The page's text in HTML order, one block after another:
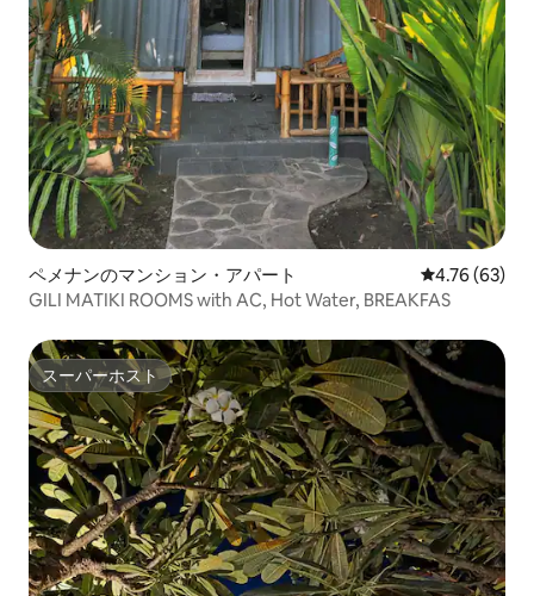
ペメナンのマンション・アパート レビュー63
4.76 (63)
GILI MATIKI ROOMS with AC, Hot Water, BREAKFAS
スーパーホスト
スーパーホスト